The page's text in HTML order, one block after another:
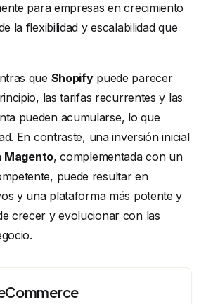
para empresas en crecimiento
la flexibilidad y escalabilidad que
que Shopifypuede parecer
las tarifas recurrentes y las
pueden acumularse, lo que
En contraste, una inversión inicial
Magento, complementada con un
puede resultar en
y una plataforma más potente y
crecer y evolucionar con las